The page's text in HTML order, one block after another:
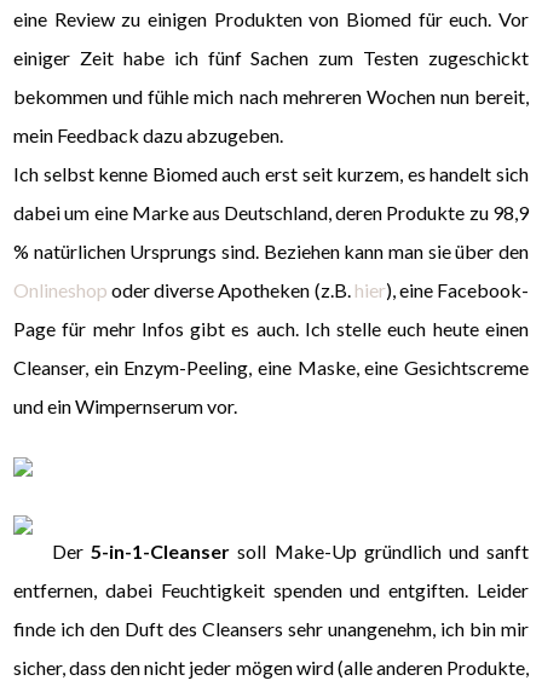
eine Review zu einigen Produkten von Biomed für euch. Vor
einiger Zeit habe ich fünf Sachen zum Testen zugeschickt
bekommen und fühle mich nach mehreren Wochen nun bereit,
mein Feedback dazu abzugeben.
Ich selbst kenne Biomed auch erst seit kurzem, es handelt sich
dabei um eine Marke aus Deutschland, deren Produkte zu 98,9
% natürlichen Ursprungs sind. Beziehen kann man sie über den
Onlineshop oder diverse Apotheken (z.B. hier), eine Facebook-
Page für mehr Infos gibt es auch. Ich stelle euch heute einen
Cleanser, ein Enzym-Peeling, eine Maske, eine Gesichtscreme
und ein Wimpernserum vor.
Der5-in-1-Cleanser soll Make-Up gründlich und sanft
entfernen, dabei Feuchtigkeit spenden und entgiften. Leider
finde ich den Duft des Cleansers sehr unangenehm, ich bin mir
sicher, dass den nicht jeder mögen wird (alle anderen Produkte,